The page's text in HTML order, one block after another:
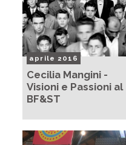
aprile 2016
Cecilia Mangini -
Visioni e Passioni al
BF&ST